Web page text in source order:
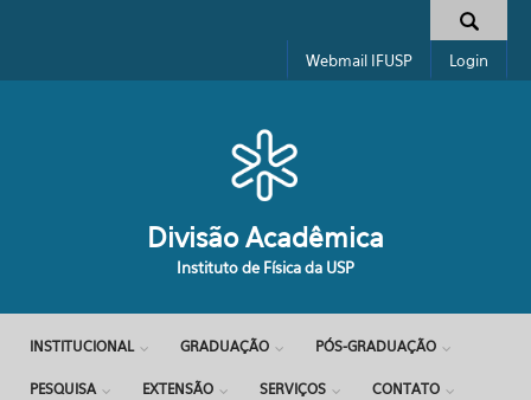
Formulário de busca
Webmail IFUSP Login
Divisão Acadêmica
Instituto de Física da USP
INSTITUCIONAL GRADUAÇÃO PÓS-GRADUAÇÃO
PESQUISA EXTENSÃO SERVIÇOS CONTATO